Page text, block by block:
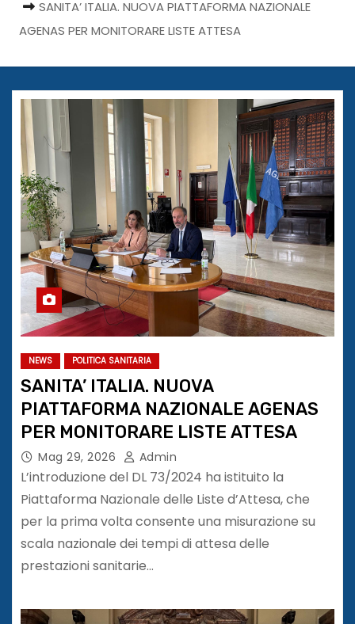
SANITA’ ITALIA. NUOVA PIATTAFORMA NAZIONALE
AGENAS PER MONITORARE LISTE ATTESA
NEWS POLITICA SANITARIA
SANITA’ ITALIA. NUOVA
PIATTAFORMA NAZIONALE AGENAS
PER MONITORARE LISTE ATTESA
Mag 29, 2026 Admin
L’introduzione del DL 73/2024 ha istituito la
Piattaforma Nazionale delle Liste d’Attesa, che
per la prima volta consente una misurazione su
scala nazionale dei tempi di attesa delle
prestazioni sanitarie…